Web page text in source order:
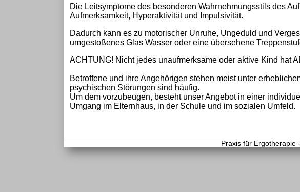
Die Leitsymptome des besonderen Wahrnehmungsstils des
Aufmerksamkeit, Hyperaktivität und Impulsivität.
Dadurch kann es zu motorischer Unruhe, Ungeduld und
umgestoßenes Glas Wasser oder eine übersehene
ACHTUNG! Nicht jedes unaufmerksame oder aktive Kind hat
Betroffene und ihre Angehörigen stehen meist unter
psychischen Störungen sind häufig.
Um dem vorzubeugen, besteht unser Angebot in einer
Umgang im Elternhaus, in der Schule und im sozialen Umfeld.
Praxis für Ergotherapie